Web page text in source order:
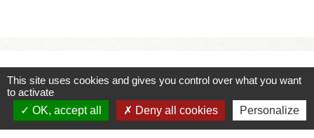
Commune de Coëtmieux
3, rue de la Mairie
22400 Coëtmieux - FRANCE
This site uses cookies and gives you control over what you want
to activate
OK, accept all
Deny all cookies Personalize